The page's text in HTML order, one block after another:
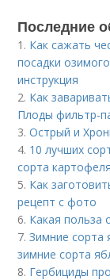
Последние
1. Как сажать
посадки
инструкция
2. Как
Плоды фильтр-
3.Острый и
4. 10 лучших
сорта
5. Как
рецепт с фото
6. Какая польза
7.Зимние сорта
зимние сорта
8. Гербициды